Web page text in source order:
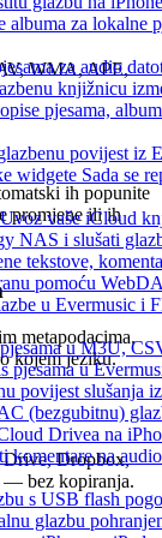
albuma za lokalne
za audio
knjižnicu
pjesama,
povijest iz
widgete Sada se
vaše iCloud
NAS i slušati
tekstove,
pomoću
u Evermusic i
u M3U,
pjesama u
povijest slušanja
(bezgubitnu)
Drivea na
komentare na
s USB flash
glazbu
WMA, APE,
ih popunite
promjene ili ih
metapodacima.
kojem jeziku.
Drive, Dropbox,
— bez kopiranja.